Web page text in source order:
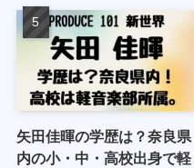
矢田佳暉の学歴は？奈良県
内の小・中・高校出身で軽